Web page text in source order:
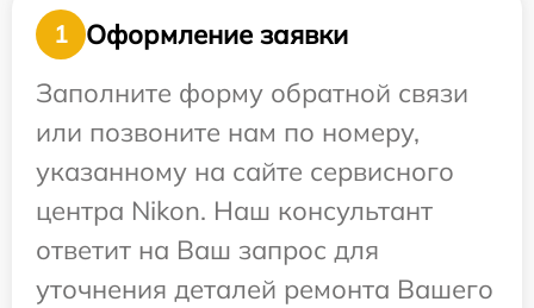
1
Оформление заявки
Заполните форму обратной связи
или позвоните нам по номеру,
указанному на сайте сервисного
центра Nikon. Наш консультант
ответит на Ваш запрос для
уточнения деталей ремонта Вашего